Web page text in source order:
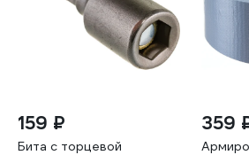
159 ₽
Бита с торцевой
359